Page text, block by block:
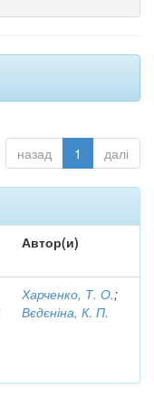
назад 1 далі
Автор(и)
Харченко, Т. О.;
Вєдєніна, К. П.